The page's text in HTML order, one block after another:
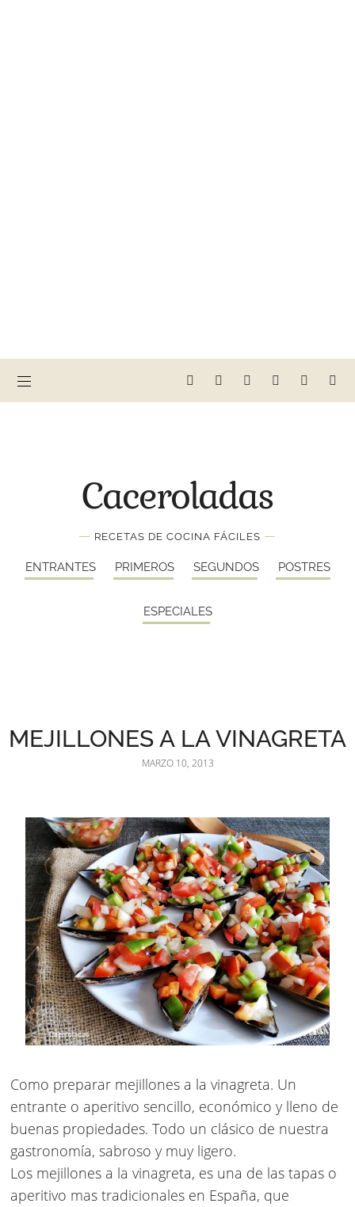
Caceroladas
— RECETAS DE COCINA FÁCILES —
ENTRANTES PRIMEROS SEGUNDOS POSTRES
ESPECIALES
MEJILLONES A LA VINAGRETA
MARZO 10, 2013
Como preparar mejillones a la vinagreta. Un
entrante o aperitivo sencillo, económico y lleno de
buenas propiedades. Todo un clásico de nuestra
gastronomía, sabroso y muy ligero.
Los mejillones a la vinagreta, es una de las tapas o
aperitivo mas tradicionales en España, que